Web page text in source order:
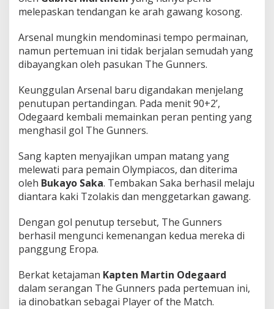
melepaskan tendangan ke arah gawang kosong.
Arsenal mungkin mendominasi tempo permainan,
namun pertemuan ini tidak berjalan semudah yang
dibayangkan oleh pasukan The Gunners.
Keunggulan Arsenal baru digandakan menjelang
penutupan pertandingan. Pada menit 90+2’,
Odegaard kembali memainkan peran penting yang
menghasil gol The Gunners.
Sang kapten menyajikan umpan matang yang
melewati para pemain Olympiacos, dan diterima
oleh Bukayo Saka. Tembakan Saka berhasil melaju
diantara kaki Tzolakis dan menggetarkan gawang.
Dengan gol penutup tersebut, The Gunners
berhasil mengunci kemenangan kedua mereka di
panggung Eropa.
Berkat ketajaman Kapten Martin Odegaard
dalam serangan The Gunners pada pertemuan ini,
ia dinobatkan sebagai Player of the Match.